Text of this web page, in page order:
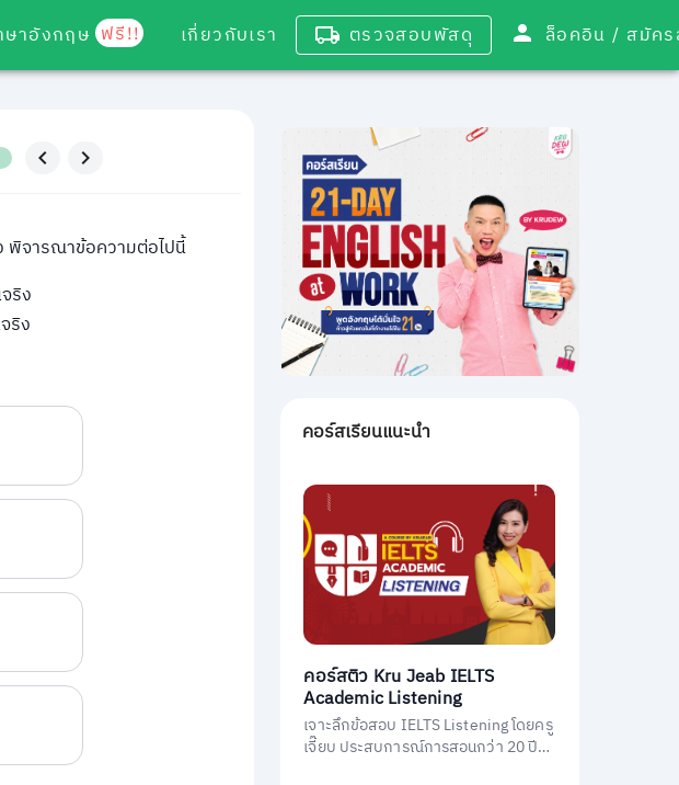
าอังกฤษ ฟรี!! เกี่ยวกับเรา ตรวจสอบพัสดุ ล็อคอิน /
พิจารณาข้อความต่อไปนี้
ริง
ริง
คอร์สเรียนแนะนำ
คอร์สติว Kru Jeab IELTS
Academic Listening
เจาะลึกข้อสอบ IELTS Listening โดยครู
เจี๊ยบ ประสบการณ์การสอนกว่า 20 ปี